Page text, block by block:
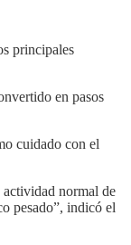
principales
en pasos
cuidado con el
actividad normal de
pesado”, indicó el